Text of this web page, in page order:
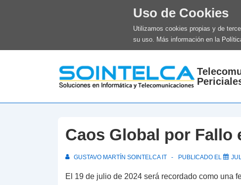
Uso de Cookies
Utilizamos cookies propias y de
su uso. Más información en la
Caos Global por Fallo
GUSTAVO MARTÍN SOINTELCA IT PUBLICADO EL
El 19 de julio de 2024 será recordado como una